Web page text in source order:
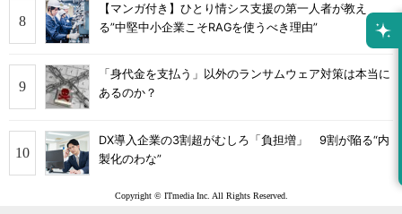
【マンガ付き】ひとり情シス支援の第一人者が教え
る”中堅中小企業こそRAGを使うべき理由”
「身代金を支払う」以外のランサムウェア対策は本当に
あるのか？
DX導入企業の3割超がむしろ「負担増」 9割が陥る“内
製化のわな”
Copyright © ITmedia Inc. All Rights Reserved.